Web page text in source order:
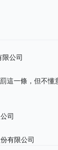
公司
一條，但不
司
有限公司